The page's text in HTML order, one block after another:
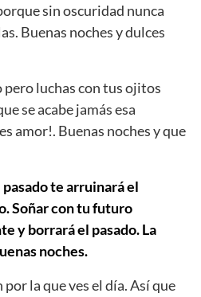
sin oscuridad nunca
Buenas noches y dulces
pero luchas con tus ojitos
se acabe jamás esa
amor!. Buenas noches y que
te arruinará el
Soñar con tu futuro
y borrará el pasado. La
noches.
por la que ves el día. Así que